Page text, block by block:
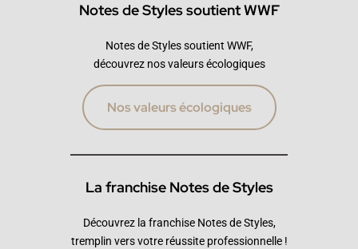
Notes de Styles soutient WWF
Notes de Styles soutient WWF,
découvrez nos valeurs écologiques
Nos valeurs écologiques
La franchise Notes de Styles
Découvrez la franchise Notes de Styles,
tremplin vers votre réussite professionnelle !